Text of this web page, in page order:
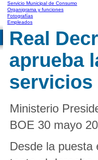
Servicio Municipal de Consumo
Organigrama y funciones
Fotografías
Empleados
Real
aprueba
servicios
Ministerio
BOE 30 mayo
Desde la puesta